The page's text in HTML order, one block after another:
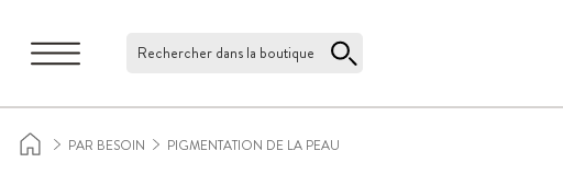
Rechercher dans la boutique
PAR BESOIN PIGMENTATION DE LA PEAU